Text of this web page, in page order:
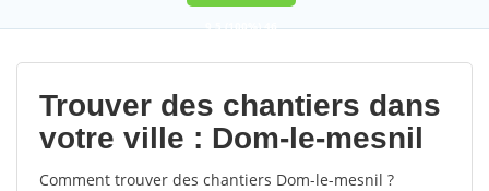
9,5(100%)46
votes
Trouver des chantiers dans
votre ville : Dom-le-mesnil
Comment trouver des chantiers Dom-le-mesnil ?